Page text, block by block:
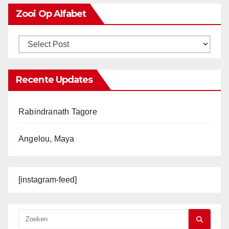
Zooi Op Alfabet
Recente Updates
Rabindranath Tagore
Angelou, Maya
[instagram-feed]